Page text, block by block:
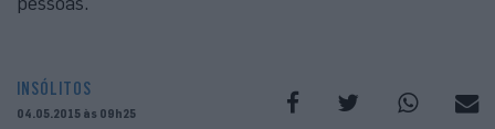
INSÓLITOS
04.05.2015 às 09h25